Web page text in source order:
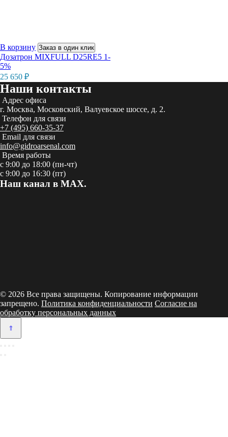
В корзину Заказ в один клик
Дозатрон MIXFULL D25RE5 1-
5%
25 650 ₽
Наши контакты
Адрес офиса
г. Москва, Московский, Валуевское шоссе, д. 2.
Телефон для связи
+7 (495) 660-35-37
Email для связи
info@gidroarsenal.com
Время работы
с 9:00 до 18:00 (пн-чт)
с 9:00 до 16:30 (пт)
Наш канал в MAX.
© 2026 Все права защищены. Копирование информации
запрещено. Политика конфиденциальности Согласие на
обработку персональных данных